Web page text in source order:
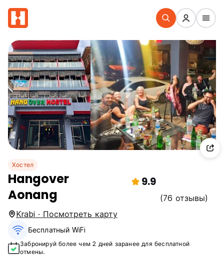
Хостел
Hangover
Aonang
9.9
(76 отзывы)
Krabi · Посмотреть карту
Бесплатный WiFi
Забронируй более чем 2 дней заранее для бесплатной
отмены.